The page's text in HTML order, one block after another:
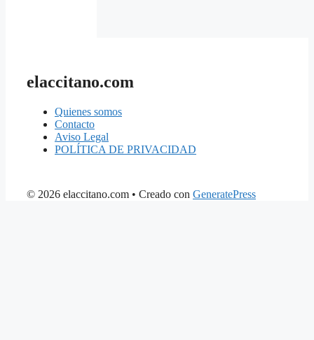
elaccitano.com
Quienes somos
Contacto
Aviso Legal
POLÍTICA DE PRIVACIDAD
© 2026 elaccitano.com • Creado con GeneratePress